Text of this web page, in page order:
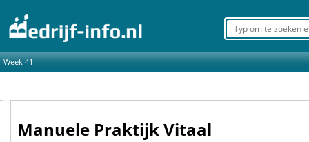
Week 41
Manuele Praktijk Vitaal